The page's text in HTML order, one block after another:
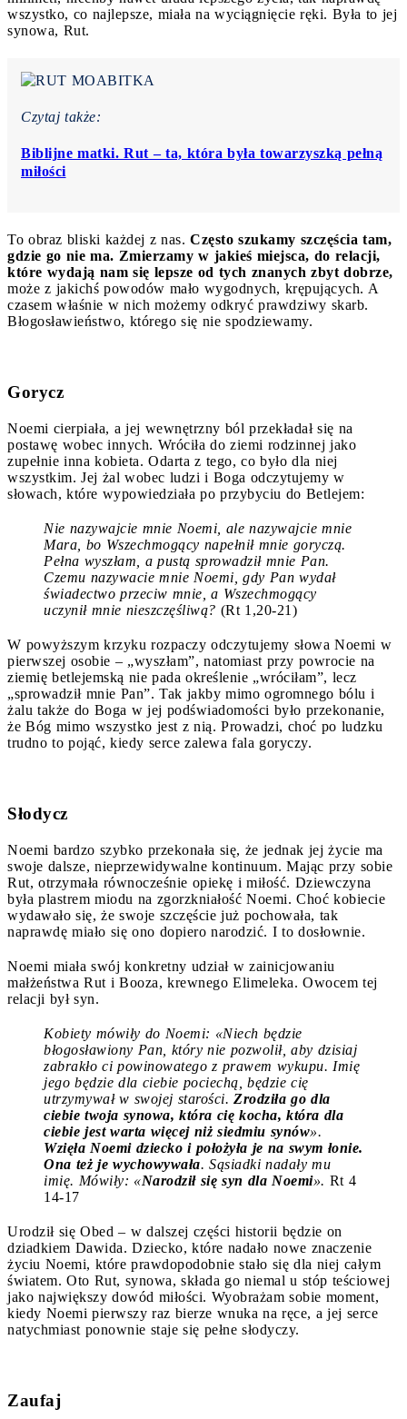
wszystko, co najlepsze, miała na wyciągnięcie ręki. Była to jej
synowa, Rut.
Czytaj także:
Biblijne matki. Rut – ta, która była towarzyszką pełną
miłości
To obraz bliski każdej z nas. Często szukamy szczęścia tam,
gdzie go nie ma. Zmierzamy w jakieś miejsca, do relacji,
które wydają nam się lepsze od tych znanych zbyt dobrze,
może z jakichś powodów mało wygodnych, krępujących. A
czasem właśnie w nich możemy odkryć prawdziwy skarb.
Błogosławieństwo, którego się nie spodziewamy.
Gorycz
Noemi cierpiała, a jej wewnętrzny ból przekładał się na
postawę wobec innych. Wróciła do ziemi rodzinnej jako
zupełnie inna kobieta. Odarta z tego, co było dla niej
wszystkim. Jej żal wobec ludzi i Boga odczytujemy w
słowach, które wypowiedziała po przybyciu do Betlejem:
Nie nazywajcie mnie Noemi, ale nazywajcie mnie
Mara, bo Wszechmogący napełnił mnie goryczą.
Pełna wyszłam, a pustą sprowadził mnie Pan.
Czemu nazywacie mnie Noemi, gdy Pan wydał
świadectwo przeciw mnie, a Wszechmogący
uczynił mnie nieszczęśliwą? (Rt 1,20-21)
W powyższym krzyku rozpaczy odczytujemy słowa Noemi w
pierwszej osobie – „wyszłam”, natomiast przy powrocie na
ziemię betlejemską nie pada określenie „wróciłam”, lecz
„sprowadził mnie Pan”. Tak jakby mimo ogromnego bólu i
żalu także do Boga w jej podświadomości było przekonanie,
że Bóg mimo wszystko jest z nią. Prowadzi, choć po ludzku
trudno to pojąć, kiedy serce zalewa fala goryczy.
Słodycz
Noemi bardzo szybko przekonała się, że jednak jej życie ma
swoje dalsze, nieprzewidywalne kontinuum. Mając przy sobie
Rut, otrzymała równocześnie opiekę i miłość. Dziewczyna
była plastrem miodu na zgorzkniałość Noemi. Choć kobiecie
wydawało się, że swoje szczęście już pochowała, tak
naprawdę miało się ono dopiero narodzić. I to dosłownie.
Noemi miała swój konkretny udział w zainicjowaniu
małżeństwa Rut i Booza, krewnego Elimeleka. Owocem tej
relacji był syn.
Kobiety mówiły do Noemi: «Niech będzie
błogosławiony Pan, który nie pozwolił, aby dzisiaj
zabrakło ci powinowatego z prawem wykupu. Imię
jego będzie dla ciebie pociechą, będzie cię
utrzymywał w swojej starości. Zrodziła go dla
ciebie twoja synowa, która cię kocha, która dla
ciebie jest warta więcej niż siedmiu synów».
Wzięła Noemi dziecko i położyła je na swym łonie.
Ona też je wychowywała. Sąsiadki nadały mu
imię. Mówiły: «Narodził się syn dla Noemi». Rt 4
14-17
Urodził się Obed – w dalszej części historii będzie on
dziadkiem Dawida. Dziecko, które nadało nowe znaczenie
życiu Noemi, które prawdopodobnie stało się dla niej całym
światem. Oto Rut, synowa, składa go niemal u stóp teściowej
jako największy dowód miłości. Wyobrażam sobie moment,
kiedy Noemi pierwszy raz bierze wnuka na ręce, a jej serce
natychmiast ponownie staje się pełne słodyczy.
Zaufaj